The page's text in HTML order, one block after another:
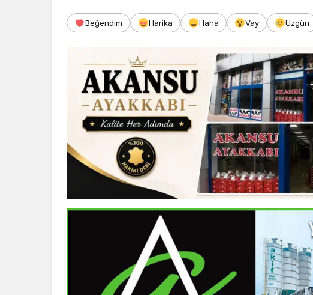
Beğendim Harika Haha Vay Üzgün